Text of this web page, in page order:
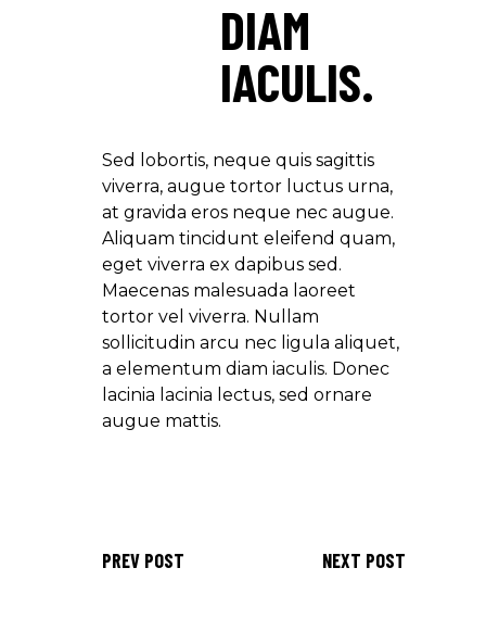
DIAM
IACULIS.
Sed lobortis, neque quis sagittis
viverra, augue tortor luctus urna,
at gravida eros neque nec augue.
Aliquam tincidunt eleifend quam,
eget viverra ex dapibus sed.
Maecenas malesuada laoreet
tortor vel viverra. Nullam
sollicitudin arcu nec ligula aliquet,
a elementum diam iaculis. Donec
lacinia lacinia lectus, sed ornare
augue mattis.
PREV POST NEXT POST